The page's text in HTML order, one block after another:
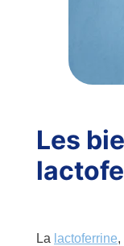
Les
La lactoferrine,